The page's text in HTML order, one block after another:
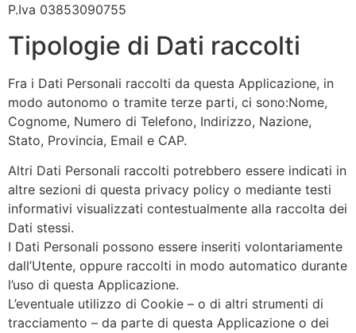
P.Iva 03853090755
Tipologie di Dati raccolti
Fra i Dati Personali raccolti da questa Applicazione, in
modo autonomo o tramite terze parti, ci sono:Nome,
Cognome, Numero di Telefono, Indirizzo, Nazione,
Stato, Provincia, Email e CAP.
Altri Dati Personali raccolti potrebbero essere indicati in
altre sezioni di questa privacy policy o mediante testi
informativi visualizzati contestualmente alla raccolta dei
Dati stessi.
I Dati Personali possono essere inseriti volontariamente
dall’Utente, oppure raccolti in modo automatico durante
l’uso di questa Applicazione.
L’eventuale utilizzo di Cookie – o di altri strumenti di
tracciamento – da parte di questa Applicazione o dei